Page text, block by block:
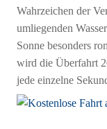
Wahrzeichen der
umliegenden
Sonne besonders
wird die Überfahrt
jede einzelne